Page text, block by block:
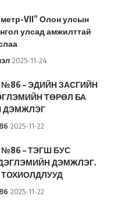
VII” Олон улсын
улсад амжилттай
2025-11-24
– ЭДИЙН ЗАСГИЙН
ТӨРӨЛ БА
ДЭМЖЛЭГ
2025-11-22
– ТЭГШ БУС
ДЭМЖЛЭГ.
ТОХИОЛДЛУУД
2025-11-22